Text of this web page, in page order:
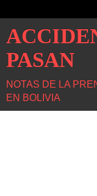
PASAN
NOTAS DE LA
EN BOLIVIA